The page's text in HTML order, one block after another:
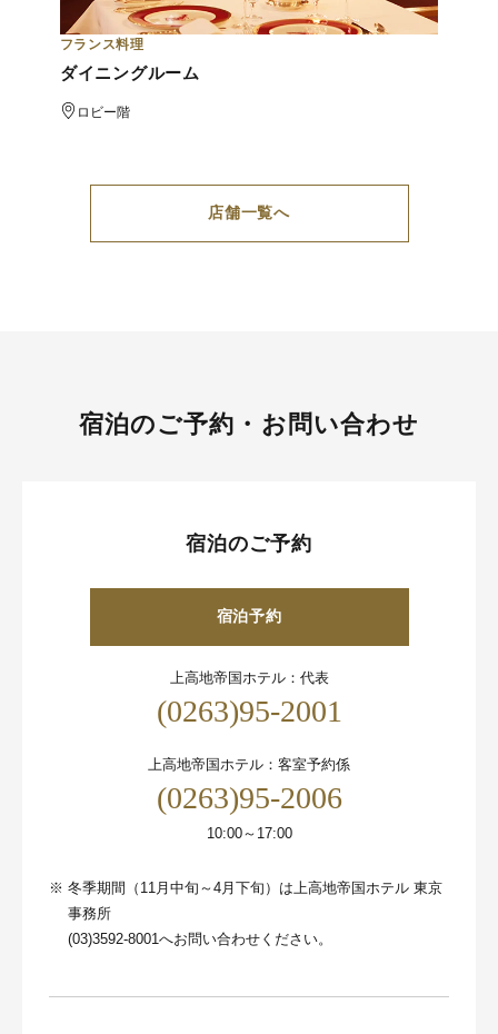
フランス料理
ダイニングルーム
ロビー階
店舗一覧へ
宿泊のご予約・お問い合わせ
宿泊のご予約
宿泊予約
上高地帝国ホテル：代表
(0263)95-2001
上高地帝国ホテル：客室予約係
(0263)95-2006
10:00～17:00
※ 冬季期間（11月中旬～4月下旬）は上高地帝国ホテル 東京
事務所
(03)3592-8001へお問い合わせください。